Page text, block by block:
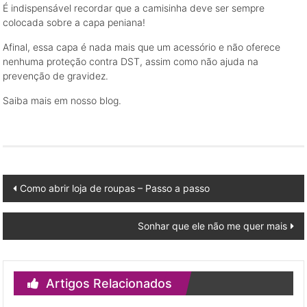
É indispensável recordar que a camisinha deve ser sempre
colocada sobre a capa peniana!
Afinal, essa capa é nada mais que um acessório e não oferece
nenhuma proteção contra DST, assim como não ajuda na
prevenção de gravidez.
Saiba mais em nosso blog.
Post
navigation
Como abrir loja de roupas – Passo a passo
Sonhar que ele não me quer mais
Artigos Relacionados